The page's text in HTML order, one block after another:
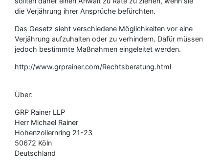
die Verjährung ihrer Ansprüche befürchten.
Das Gesetz sieht verschiedene Möglichkeiten vor eine
Verjährung aufzuhalten oder zu verhindern. Dafür müssen
jedoch bestimmte Maßnahmen eingeleitet werden.
http://www.grprainer.com/Rechtsberatung.html
Über:
GRP Rainer LLP
Herr Michael Rainer
Hohenzollernring 21-23
50672 Köln
Deutschland